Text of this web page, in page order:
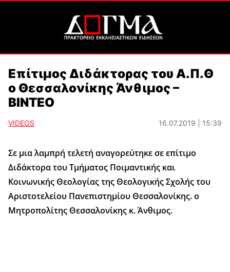
Επίτιμος Διδάκτορας του Α.Π.Θ
ο Θεσσαλονίκης Άνθιμος –
ΒΙΝΤΕΟ
VIDEOS 16.07.2019 | 15:39
Σε μια λαμπρή τελετή αναγορεύτηκε σε επίτιμο
Διδάκτορα του Τμήματος Ποιμαντικής και
Κοινωνικής Θεολογίας της Θεολογικής Σχολής του
Αριστοτελείου Πανεπιστημίου Θεσσαλονίκης. ο
Μητροπολίτης Θεσσαλονίκης κ. Άνθιμος.